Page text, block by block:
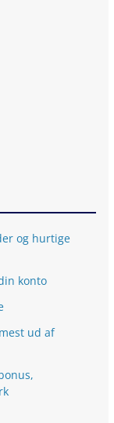
og hurtige
konto
ud af